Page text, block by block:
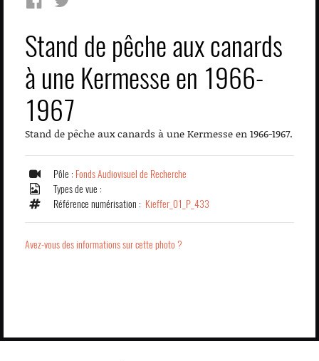
Stand de pêche aux canards
à une Kermesse en 1966-
1967
Stand de pêche aux canards à une Kermesse en 1966-1967.
Pôle : Fonds Audiovisuel de Recherche
Types de vue :
Référence numérisation : Kieffer_01_P_433
Avez-vous des informations sur cette photo ?